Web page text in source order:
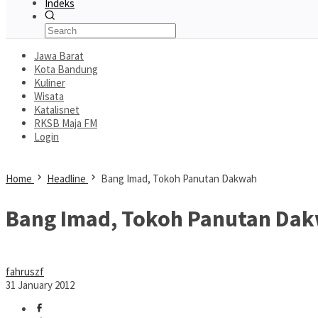
Indeks
Jawa Barat
Kota Bandung
Kuliner
Wisata
Katalisnet
RKSB Maja FM
Login
Home Headline Bang Imad, Tokoh Panutan Dakwah
Bang Imad, Tokoh Panutan
fahruszf
31 January 2012